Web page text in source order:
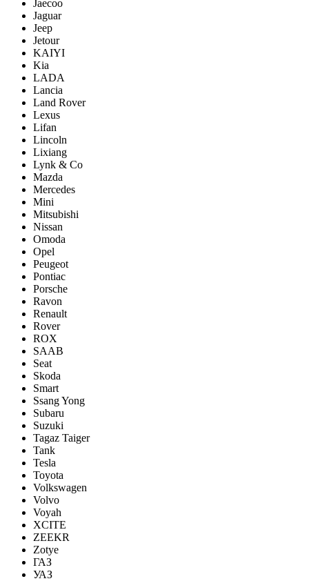
Jaecoo
Jaguar
Jeep
Jetour
KAIYI
Kia
LADA
Lancia
Land Rover
Lexus
Lifan
Lincoln
Lixiang
Lynk & Co
Mazda
Mercedes
Mini
Mitsubishi
Nissan
Omoda
Opel
Peugeot
Pontiac
Porsсhe
Ravon
Renault
Rover
ROX
SAAB
Seat
Skoda
Smart
Ssang Yong
Subaru
Suzuki
Tagaz Taiger
Tank
Tesla
Toyota
Volkswagen
Volvo
Voyah
XCITE
ZEEKR
Zotye
ГАЗ
УАЗ